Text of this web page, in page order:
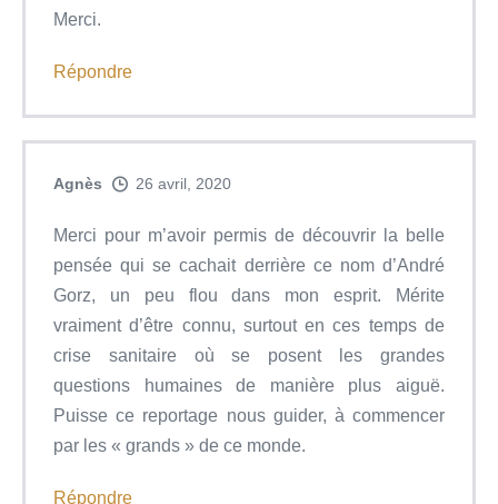
Merci.
Répondre
Agnès 26 avril, 2020
Merci pour m’avoir permis de découvrir la belle
pensée qui se cachait derrière ce nom d’André
Gorz, un peu flou dans mon esprit. Mérite
vraiment d’être connu, surtout en ces temps de
crise sanitaire où se posent les grandes
questions humaines de manière plus aiguë.
Puisse ce reportage nous guider, à commencer
par les « grands » de ce monde.
Répondre